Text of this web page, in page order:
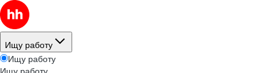
Ищу работу
Ищу работу
Ищу работу